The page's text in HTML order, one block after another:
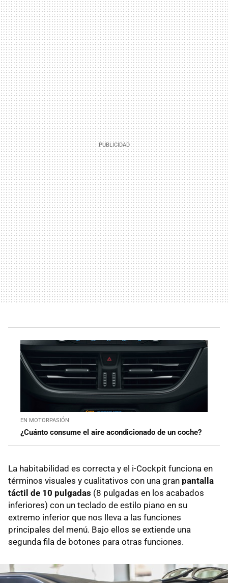
EN MOTORPASIÓN
¿Cuánto consume el aire acondicionado de un coche?
La habitabilidad es correcta y el i-Cockpit funciona en
términos visuales y cualitativos con una gran pantalla
táctil de 10 pulgadas (8 pulgadas en los acabados
inferiores) con un teclado de estilo piano en su
extremo inferior que nos lleva a las funciones
principales del menú. Bajo ellos se extiende una
segunda fila de botones para otras funciones.